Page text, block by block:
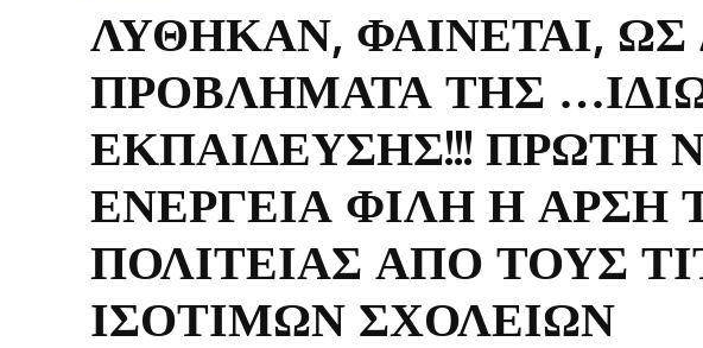
ΛΥΘΗΚΑΝ, ΦΑΙΝΕΤΑΙ, ΩΣ
ΠΡΟΒΛΗΜΑΤΑ ΤΗΣ
ΕΚΠΑΙΔΕΥΣΗΣ!!! ΠΡΩΤΗ
ΕΝΕΡΓΕΙΑ ΦΙΛΗ Η ΑΡΣΗ
ΠΟΛΙΤΕΙΑΣ ΑΠΟ ΤΟΥΣ
ΙΣΟΤΙΜΩΝ ΣΧΟΛΕΙΩΝ